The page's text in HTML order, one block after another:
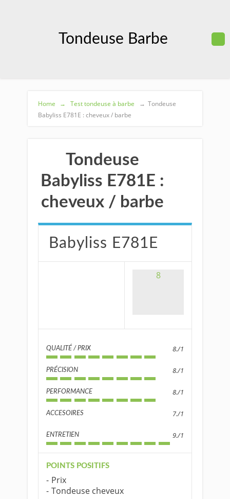
Tondeuse Barbe
Home → Test tondeuse à barbe → Tondeuse
Babyliss E781E : cheveux / barbe
Tondeuse
Babyliss E781E :
cheveux / barbe
Babyliss E781E
8
QUALITÉ / PRIX 8./1
PRÉCISION 8./1
PERFORMANCE 8./1
ACCESOIRES 7./1
ENTRETIEN 9./1
POINTS POSITIFS
Prix
Tondeuse cheveux